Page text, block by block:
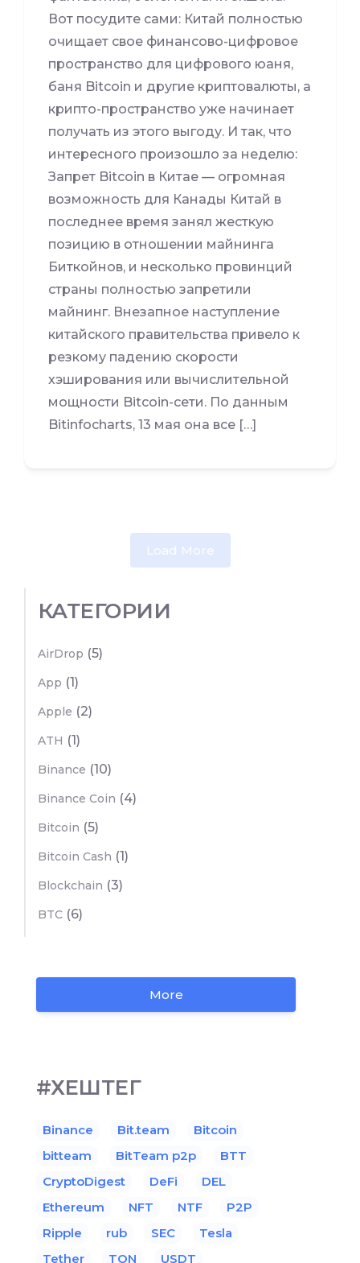
Вот посудите сами: Китай полностью
очищает свое финансово-цифровое
пространство для цифрового юаня,
баня Bitcoin и другие криптовалюты, а
крипто-пространство уже начинает
получать из этого выгоду. И так, что
интересного произошло за неделю:
Запрет Bitcoin в Китае — огромная
возможность для Канады Китай в
последнее время занял жесткую
позицию в отношении майнинга
Биткойнов, и несколько провинций
страны полностью запретили
майнинг. Внезапное наступление
китайского правительства привело к
резкому падению скорости
хэширования или вычислительной
мощности Bitcoin-сети. По данным
Bitinfocharts, 13 мая она все […]
Load More
КАТЕГОРИИ
AirDrop (5)
App (1)
Apple (2)
ATH (1)
Binance (10)
Binance Coin (4)
Bitcoin (5)
Bitcoin Cash (1)
Blockchain (3)
BTC (6)
More
#ХЕШТЕГ
Binance Bit.team
Bitcoin
bitteam
BitTeam p2p
BTT
CryptoDigest
DeFi
DEL
Ethereum
NFT NTF
P2P
Ripple
rub SEC
Tesla
Tether
TON
USDT